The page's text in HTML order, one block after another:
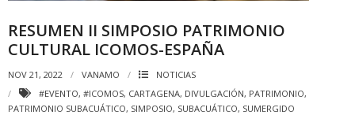
RESUMEN II SIMPOSIO PATRIMONIO
CULTURAL ICOMOS-ESPAÑA
NOV 21, 2022 VANAMO
NOTICIAS
#EVENTO, #ICOMOS, CARTAGENA, DIVULGACIÓN, PATRIMONIO,
PATRIMONIO SUBACUÁTICO, SIMPOSIO, SUBACUÁTICO, SUMERGIDO